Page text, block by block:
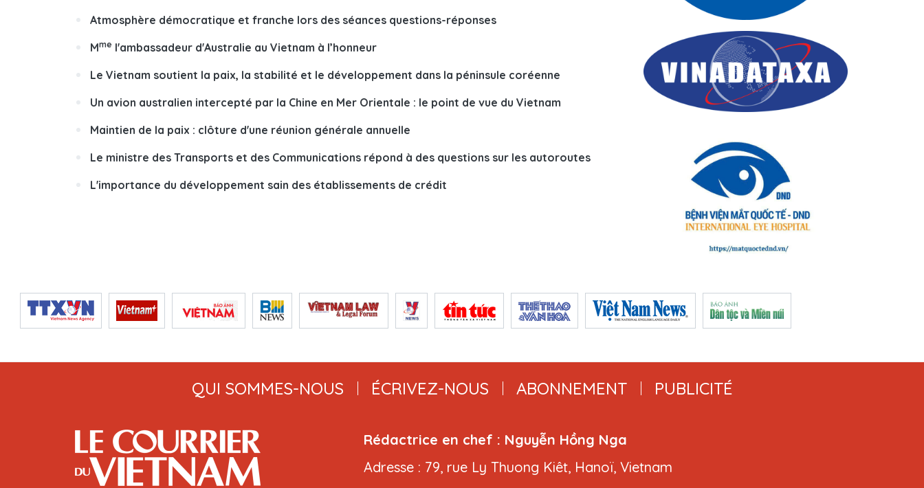
Atmosphère démocratique et franche lors des séances questions-réponses
Mme l'ambassadeur d'Australie au Vietnam à l’honneur
Le Vietnam soutient la paix, la stabilité et le développement dans la péninsule coréenne
Un avion australien intercepté par la Chine en Mer Orientale : le point de vue du Vietnam
Maintien de la paix : clôture d'une réunion générale annuelle
Le ministre des Transports et des Communications répond à des questions sur les autoroutes
L'importance du développement sain des établissements de crédit
QUI SOMMES-NOUS ÉCRIVEZ-NOUS ABONNEMENT PUBLICITÉ
Rédactrice en chef : Nguyễn Hồng Nga
Adresse : 79, rue Ly Thuong Kiêt, Hanoï, Vietnam